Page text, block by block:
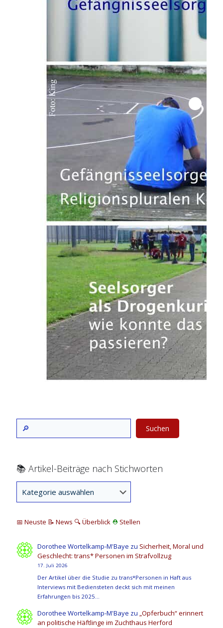
Suchen
📚 Artikel-Beiträge nach Stichworten
📅 Neuste 📝 News 🔍 Überblick ⛑ Stellen
Dorothee Wortelkamp-M'Baye zu Sicherheit, Moral und
Geschlecht: trans* Personen im Strafvollzug
17. Juli 2026
Der Artikel über die Studie zu trans*Personen in Haft aus
Interviews mit Bediensteten deckt sich mit meinen
Erfahrungen bis 2025…
Dorothee Wortelkamp-M'Baye zu „Opferbuch“ erinnert
an politische Häftlinge im Zuchthaus Herford